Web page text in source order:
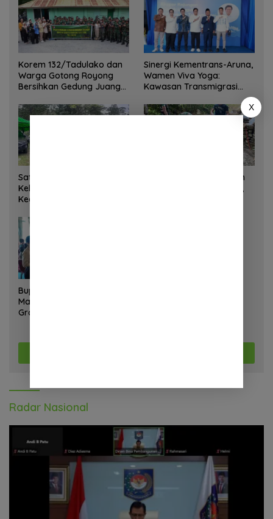
Korem 132/Tadulako dan
Warga Gotong Royong
Bersihkan Gedung Juang
Sinergi Kementrans-Aruna,
Wamen Viva Yoga:
Kawasan Transmigrasi
Sukses Ekspor Rajungan
Ke Pasar Global
Satgas Yonif 645 GTY Pos
Kelila Laksanakan
Kegiatan Teritorial
Tokoh Adat dan Lurah
Satgas Bakti TNI Bangun
Jembatan Beton di Nias,
Bupati Landak Hadiri Sunat
Massal dan Cek Kesehatan
Gratis, Warga Antusias
Radar Nasional
X